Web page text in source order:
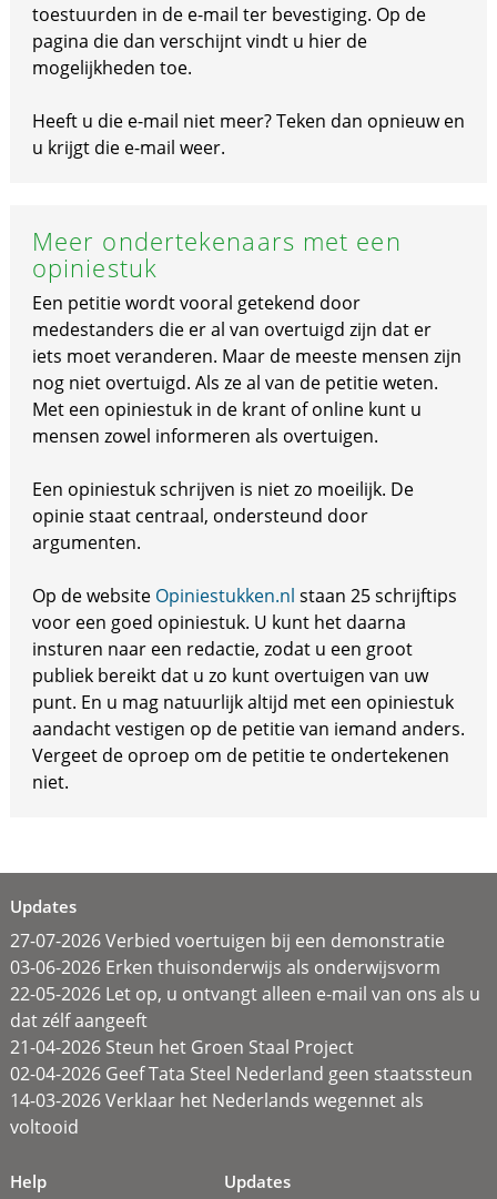
toestuurden in de e-mail ter bevestiging. Op de
pagina die dan verschijnt vindt u hier de
mogelijkheden toe.
Heeft u die e-mail niet meer? Teken dan opnieuw en
u krijgt die e-mail weer.
Meer ondertekenaars met een
opiniestuk
Een petitie wordt vooral getekend door
medestanders die er al van overtuigd zijn dat er
iets moet veranderen. Maar de meeste mensen zijn
nog niet overtuigd. Als ze al van de petitie weten.
Met een opiniestuk in de krant of online kunt u
mensen zowel informeren als overtuigen.
Een opiniestuk schrijven is niet zo moeilijk. De
opinie staat centraal, ondersteund door
argumenten.
Op de website Opiniestukken.nl staan 25 schrijftips
voor een goed opiniestuk. U kunt het daarna
insturen naar een redactie, zodat u een groot
publiek bereikt dat u zo kunt overtuigen van uw
punt. En u mag natuurlijk altijd met een opiniestuk
aandacht vestigen op de petitie van iemand anders.
Vergeet de oproep om de petitie te ondertekenen
niet.
Updates
27-07-2026 Verbied voertuigen bij een demonstratie
03-06-2026 Erken thuisonderwijs als onderwijsvorm
22-05-2026 Let op, u ontvangt alleen e-mail van ons als u
dat zélf aangeeft
21-04-2026 Steun het Groen Staal Project
02-04-2026 Geef Tata Steel Nederland geen staatssteun
14-03-2026 Verklaar het Nederlands wegennet als
voltooid
Help
Updates